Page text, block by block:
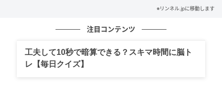
※リンネル.jpに移動します
注目コンテンツ
工夫して10秒で暗算できる？スキマ時間に脳ト
レ【毎日クイズ】